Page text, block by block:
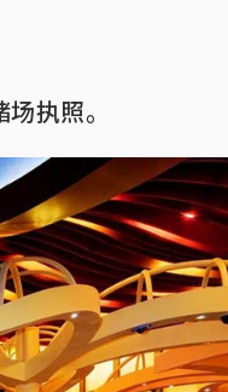
执照。